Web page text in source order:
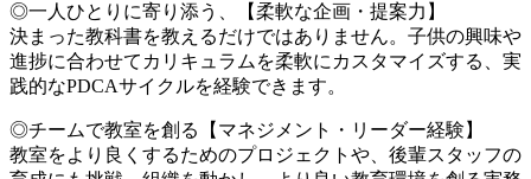
◎一人ひとりに寄り添う、【柔軟な企画・提案力】
決まった教科書を教えるだけではありません。子供の興味や
進捗に合わせてカリキュラムを柔軟にカスタマイズする、実
践的なPDCAサイクルを経験できます。
◎チームで教室を創る【マネジメント・リーダー経験】
教室をより良くするためのプロジェクトや、後輩スタッフの